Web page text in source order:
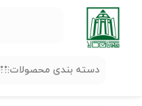
دسته بندی محصولات